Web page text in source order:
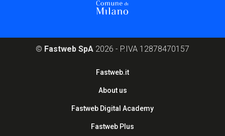
© Fastweb SpA 2026 - P.IVA 12878470157
Fastweb.it
About us
Fastweb Digital Academy
Fastweb Plus